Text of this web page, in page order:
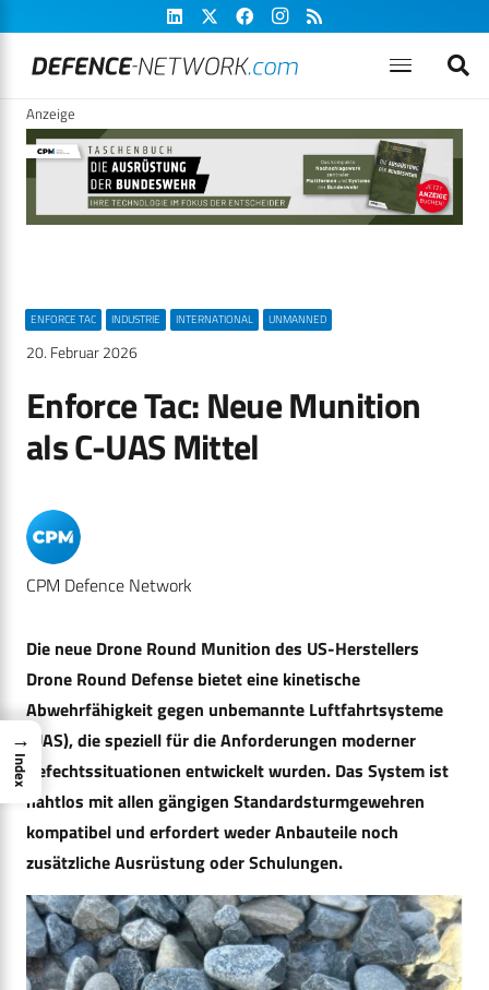
Anzeige
ENFORCE TAC INDUSTRIE INTERNATIONAL UNMANNED
20. Februar 2026
Enforce Tac: Neue Munition
als C-UAS Mittel
CPM Defence Network
Die neue Drone Round Munition des US-Herstellers
Drone Round Defense bietet eine kinetische
Abwehrfähigkeit gegen unbemannte Luftfahrtsysteme
(UAS), die speziell für die Anforderungen moderner
Gefechtssituationen entwickelt wurden. Das System ist
nahtlos mit allen gängigen Standardsturmgewehren
kompatibel und erfordert weder Anbauteile noch
zusätzliche Ausrüstung oder Schulungen.
→
Index